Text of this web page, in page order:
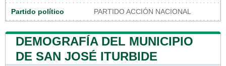
Partido político PARTIDO ACCIÓN NACIONAL
DEMOGRAFÍA DEL MUNICIPIO
DE SAN JOSÉ ITURBIDE